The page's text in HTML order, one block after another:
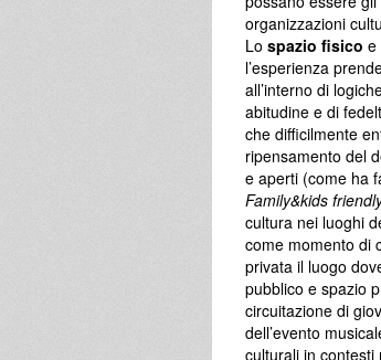
organizzazioni
Lo spazio fisico e
l’esperienza
all’interno di
abitudine e di
che difficilmente
ripensamento del
e aperti (come ha
Family&kids
cultura nei luoghi
come momento di
privata il luogo
pubblico e spazio
circuitazione di
dell’evento
culturali in